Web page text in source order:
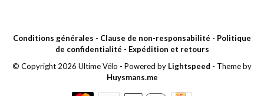
Conditions générales - Clause de non-responsabilité - Politique
de confidentialité - Expédition et retours
© Copyright 2026 Ultime Vélo - Powered by Lightspeed - Theme by
Huysmans.me